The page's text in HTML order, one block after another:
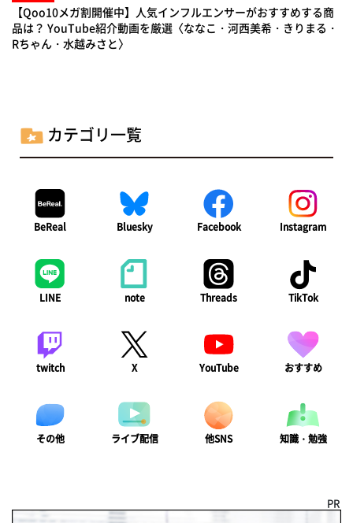
【Qoo10メガ割開催中】人気インフルエンサーがおすすめする商
品は？ YouTube紹介動画を厳選〈ななこ・河西美希・きりまる・
Rちゃん・水越みさと〉
カテゴリ一覧
BeReal Bluesky Facebook Instagram
LINE note Threads TikTok
twitch X YouTube おすすめ
その他 ライブ配信 他SNS 知識・勉強
PR